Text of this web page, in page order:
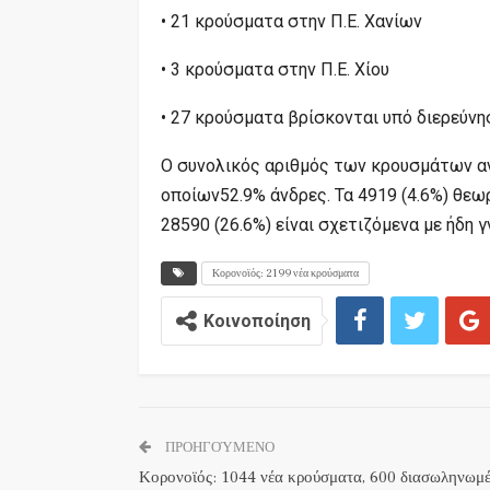
• 21 κρούσματα στην Π.Ε. Χανίων
• 3 κρούσματα στην Π.Ε. Χίου
• 27 κρούσματα βρίσκονται υπό
Ο συνολικός αριθμός των κρουσμάτων
οποίων52.9% άνδρες. Τα 4919 (4.6%)
28590 (26.6%) είναι σχετιζόμενα με ήδη
Κορονοϊός: 2199 νέα κρούσματα
Κοινοποίηση
ΠΡΟΗΓΟΎΜΕΝΟ
Κορονοϊός: 1044 νέα κρούσματα, 600